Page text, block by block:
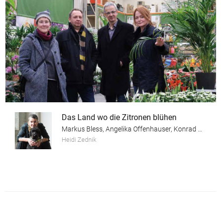
Das Land wo die Zitronen blühen
Markus Bless, Angelika Offenhauser, Konrad Wallinger, Heidi Zednik
Heidi Zednik